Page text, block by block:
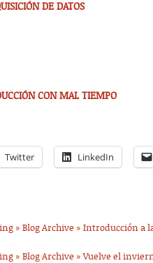
DE DATOS
CON MAL TIEMPO
Twitter LinkedIn
» Blog Archive » Introducción a
» Blog Archive » Vuelve el